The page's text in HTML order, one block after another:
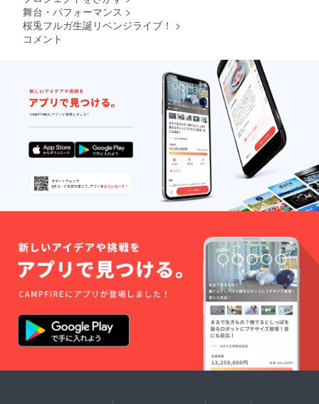
舞台・パフォーマンス >
桜兎フルガ生誕リベンジライブ！ >
コメント